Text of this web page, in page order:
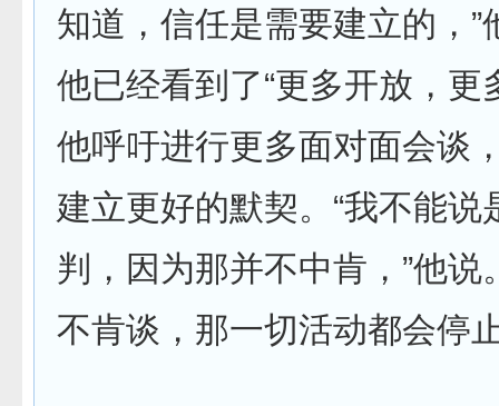
知道，信任是需要建立的，”
他已经看到了“更多开放，更
他呼吁进行更多面对面会谈
建立更好的默契。“我不能说
判，因为那并不中肯，”他说
不肯谈，那一切活动都会停